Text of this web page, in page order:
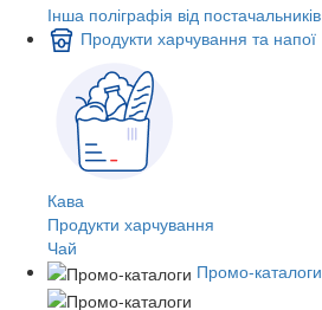
Інша поліграфія від постачальників
Продукти харчування та напої
Кава
Продукти харчування
Чай
Промо-каталоги